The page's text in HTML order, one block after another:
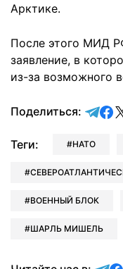
Арктике.
После этого МИД
заявление, в
из-за возможного
Поделиться:
Теги: НАТО
ВОЕННЫЙ БЛОК
ШАРЛЬ МИШЕЛЬ